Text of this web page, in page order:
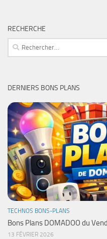
RECHERCHE
Rechercher :
DERNIERS BONS PLANS
TECHNOS BONS-PLANS
Bons Plans DOMADOO du
13 FÉVRIER 2026